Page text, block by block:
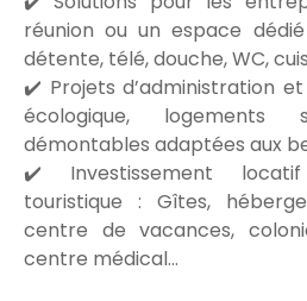
réunion ou un espace
détente, télé, douche, WC,
✔️ Projets d’administration
écologique, logements
démontables adaptées aux
✔️ Investissement
touristique : Gîtes,
centre de vacances,
centre médical…